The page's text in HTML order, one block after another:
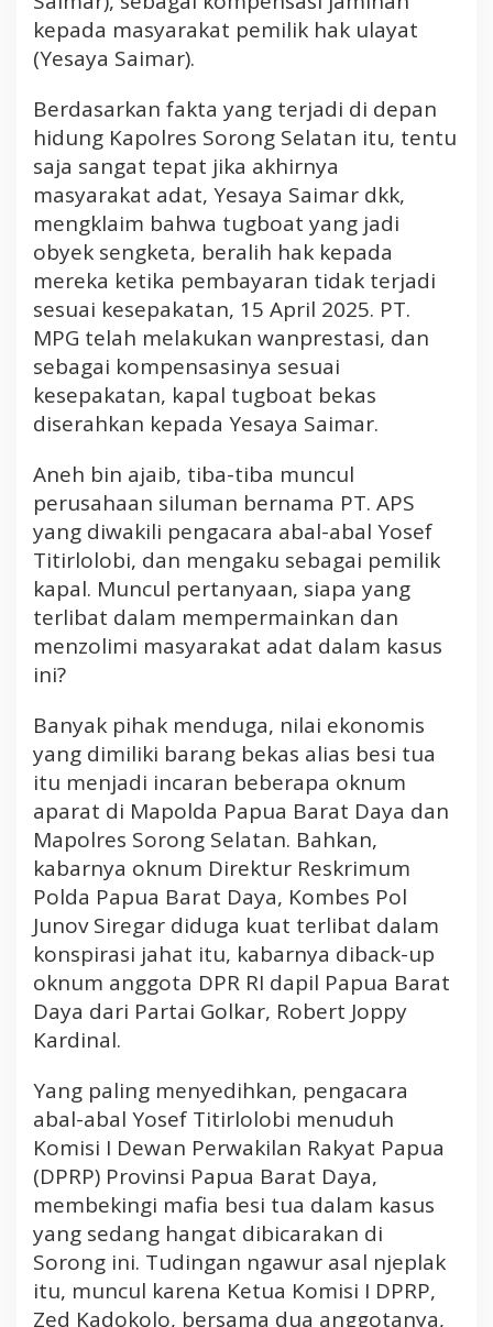
i
k
a
a
l
kepada masyarakat pemilik hak ulayat
(Yesaya Saimar).
Berdasarkan fakta yang terjadi di depan
hidung Kapolres Sorong Selatan itu, tentu
saja sangat tepat jika akhirnya
masyarakat adat, Yesaya Saimar dkk,
mengklaim bahwa tugboat yang jadi
obyek sengketa, beralih hak kepada
mereka ketika pembayaran tidak terjadi
sesuai kesepakatan, 15 April 2025. PT.
MPG telah melakukan wanprestasi, dan
sebagai kompensasinya sesuai
kesepakatan, kapal tugboat bekas
diserahkan kepada Yesaya Saimar.
Aneh bin ajaib, tiba-tiba muncul
perusahaan siluman bernama PT. APS
yang diwakili pengacara abal-abal Yosef
Titirlolobi, dan mengaku sebagai pemilik
kapal. Muncul pertanyaan, siapa yang
terlibat dalam mempermainkan dan
menzolimi masyarakat adat dalam kasus
ini?
Banyak pihak menduga, nilai ekonomis
yang dimiliki barang bekas alias besi tua
itu menjadi incaran beberapa oknum
aparat di Mapolda Papua Barat Daya dan
Mapolres Sorong Selatan. Bahkan,
kabarnya oknum Direktur Reskrimum
Polda Papua Barat Daya, Kombes Pol
Junov Siregar diduga kuat terlibat dalam
konspirasi jahat itu, kabarnya diback-up
oknum anggota DPR RI dapil Papua Barat
Daya dari Partai Golkar, Robert Joppy
Kardinal.
Yang paling menyedihkan, pengacara
abal-abal Yosef Titirlolobi menuduh
Komisi I Dewan Perwakilan Rakyat Papua
(DPRP) Provinsi Papua Barat Daya,
membekingi mafia besi tua dalam kasus
yang sedang hangat dibicarakan di
Sorong ini. Tudingan ngawur asal njeplak
itu, muncul karena Ketua Komisi I DPRP,
Zed Kadokolo, bersama dua anggotanya,